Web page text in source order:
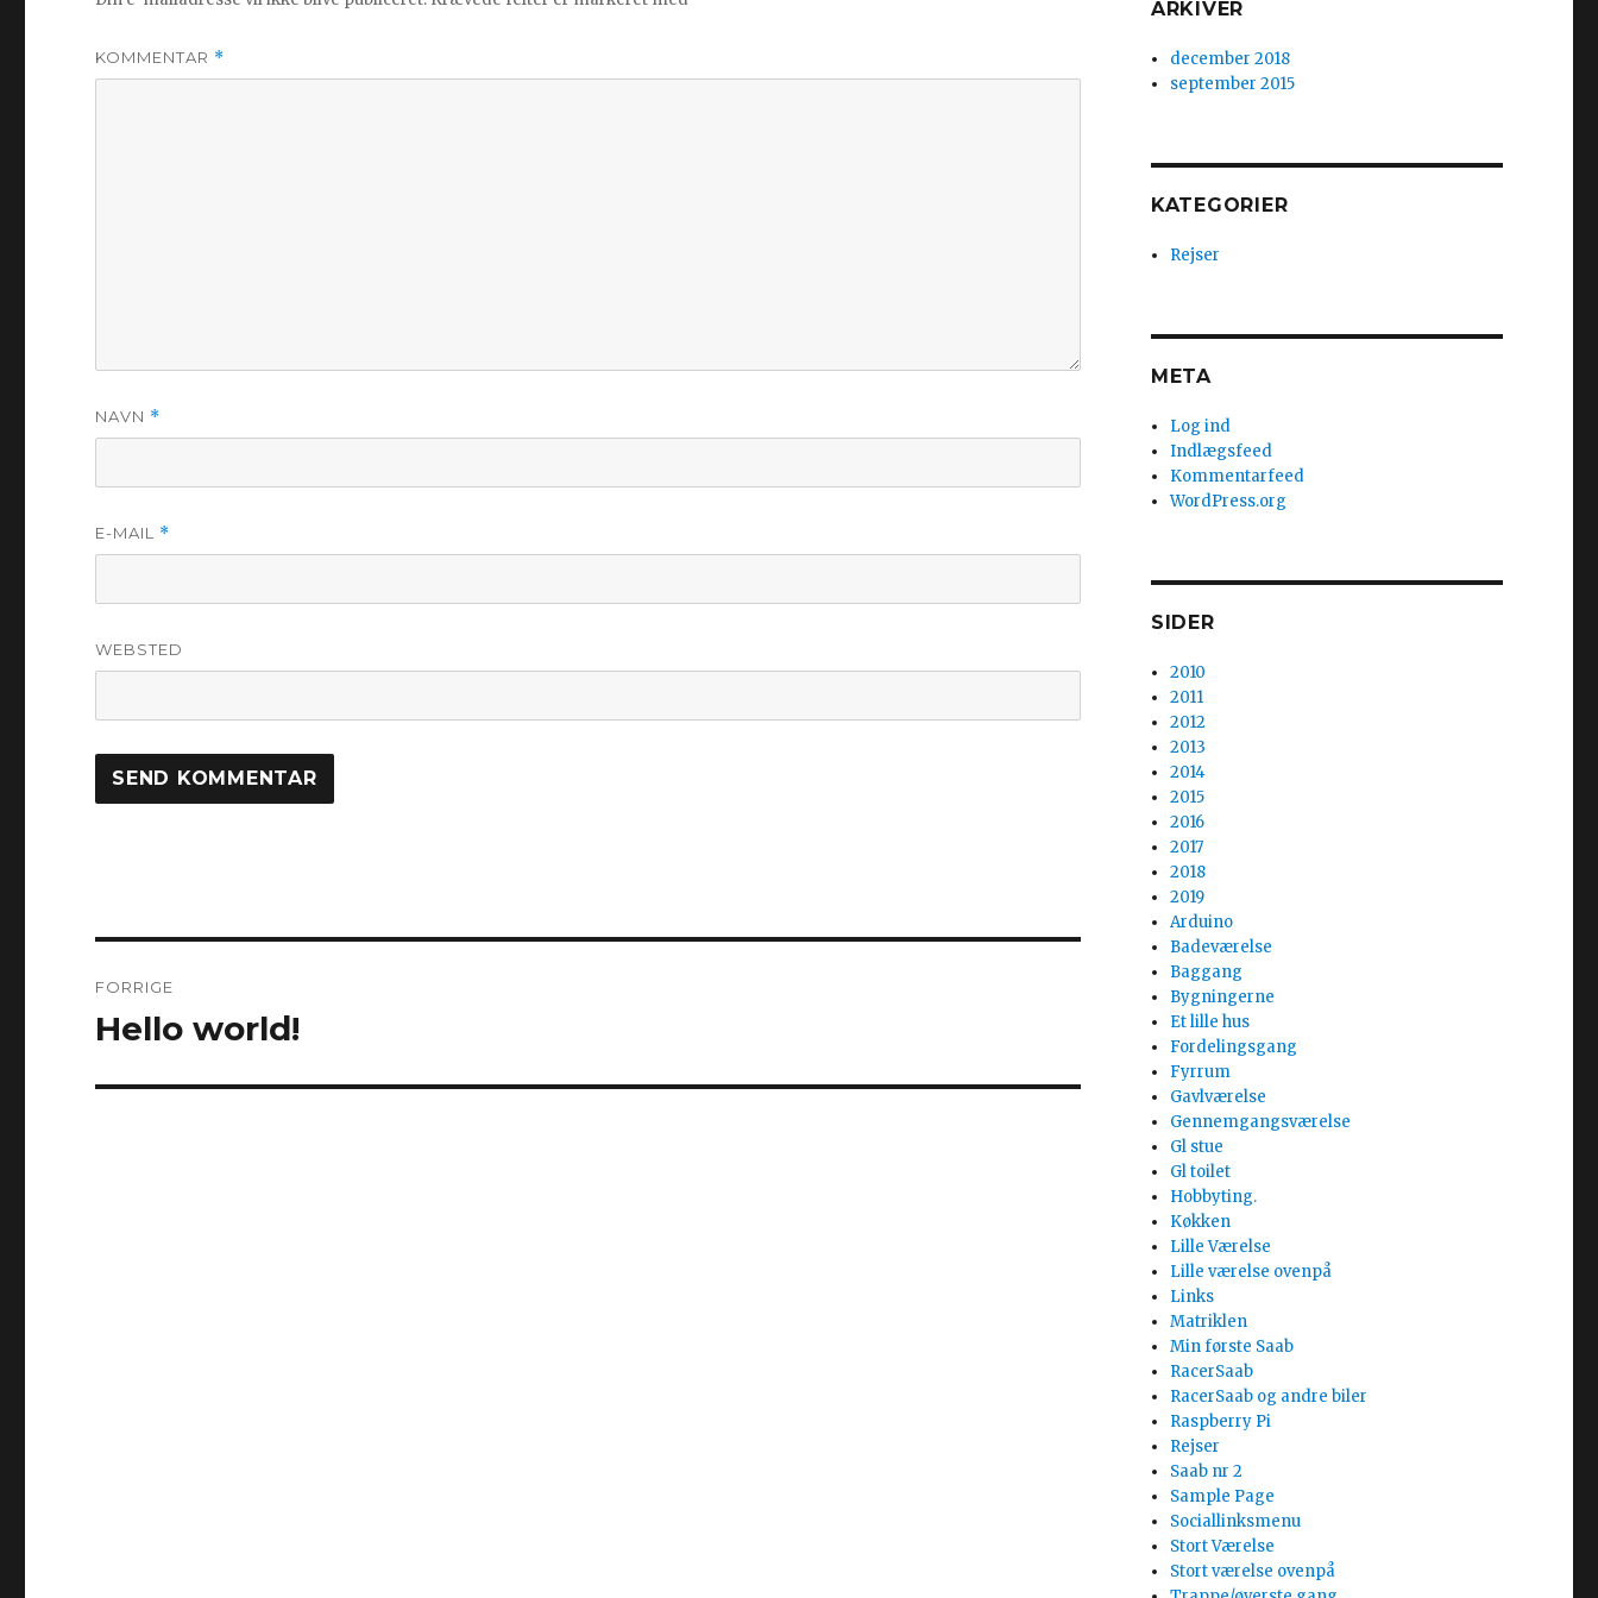
KOMMENTAR *
NAVN *
E-MAIL *
WEBSTED
FORRIGE
Forrige
Hello world!
ARKIVER
december 2018
september 2015
KATEGORIER
Rejser
META
Log ind
Indlægsfeed
Kommentarfeed
WordPress.org
SIDER
2010
2011
2012
2013
2014
2015
2016
2017
2018
2019
Arduino
Badeværelse
Baggang
Bygningerne
Et lille hus
Fordelingsgang
Fyrrum
Gavlværelse
Gennemgangsværelse
Gl stue
Gl toilet
Hobbyting.
Køkken
Lille Værelse
Lille værelse ovenpå
Links
Matriklen
Min første Saab
RacerSaab
RacerSaab og andre biler
Raspberry Pi
Rejser
Saab nr 2
Sample Page
Sociallinksmenu
Stort Værelse
Stort værelse ovenpå